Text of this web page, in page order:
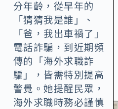
分年齡，從早年的
「猜猜我是誰」、
「爸，我出車禍了」
電話詐騙，到近期頻
傳的「海外求職詐
騙」，皆需特別提高
警覺。她提醒民眾，
海外求職時務必謹慎